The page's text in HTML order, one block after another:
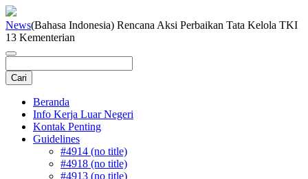
News(Bahasa Indonesia) Rencana Aksi Perbaikan Tata Kelola TKI
13 Kementerian
Beranda
Info Kerja Luar Negeri
Kontak Penting
Guidelines
#4914 (no title)
#4918 (no title)
#4913 (no title)